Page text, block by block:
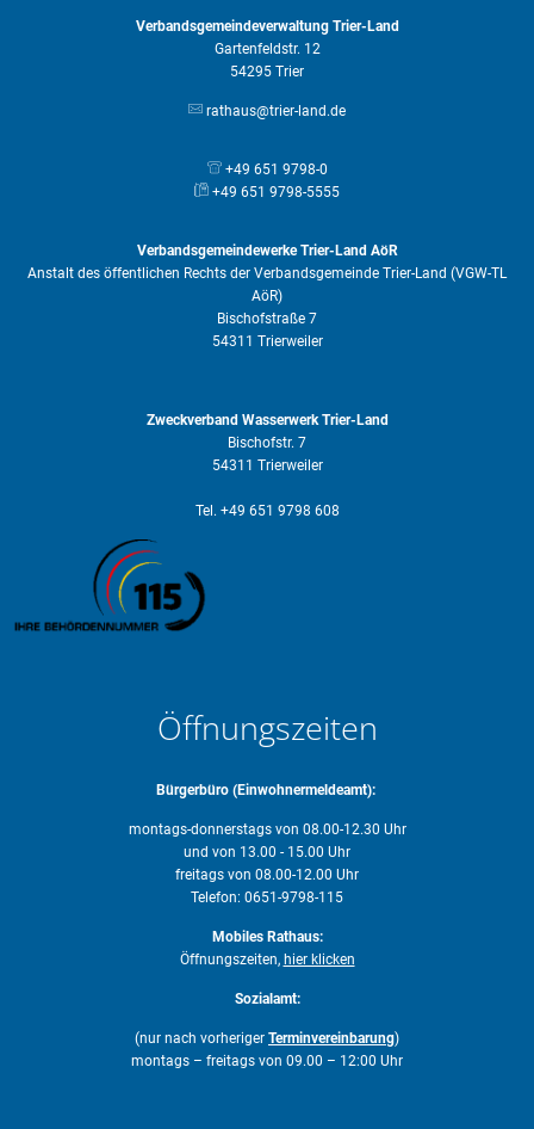
Verbandsgemeindeverwaltung Trier-Land
Gartenfeldstr. 12
54295 Trier
rathaus@trier-land.de
+49 651 9798-0
+49 651 9798-5555
Verbandsgemeindewerke Trier-Land AöR
Anstalt des öffentlichen Rechts der Verbandsgemeinde Trier-Land (VGW-TL
AöR)
Bischofstraße 7
54311 Trierweiler
Zweckverband Wasserwerk Trier-Land
Bischofstr. 7
54311 Trierweiler
Tel. +49 651 9798 608
Öffnungszeiten
Bürgerbüro (Einwohnermeldeamt):
montags-donnerstags von 08.00-12.30 Uhr
und von 13.00 - 15.00 Uhr
freitags von 08.00-12.00 Uhr
Telefon: 0651-9798-115
Mobiles Rathaus:
Öffnungszeiten, hier klicken
Sozialamt:
(nur nach vorheriger Terminvereinbarung)
montags – freitags von 09.00 – 12:00 Uhr